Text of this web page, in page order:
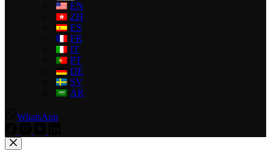
EN
ZH
ES
FR
IT
PT
DE
SV
AR
WhatsApp